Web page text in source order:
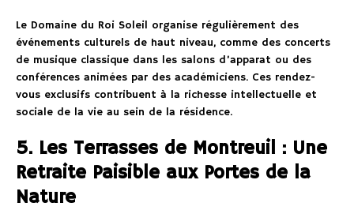
Le Domaine du Roi Soleil organise régulièrement des
événements culturels de haut niveau, comme des concerts
de musique classique dans les salons d’apparat ou des
conférences animées par des académiciens. Ces rendez-
vous exclusifs contribuent à la richesse intellectuelle et
sociale de la vie au sein de la résidence.
5. Les Terrasses de Montreuil : Une
Retraite Paisible aux Portes de la
Nature